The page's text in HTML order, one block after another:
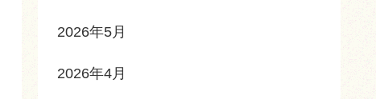
2026年5月
2026年4月